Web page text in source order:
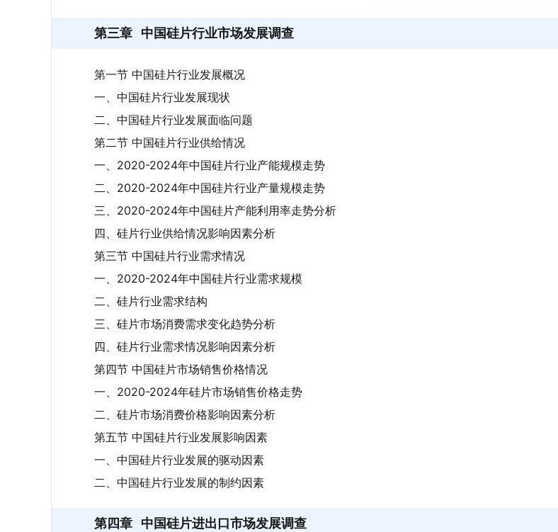
第三章 中国硅片行业市场发展调查
第一节 中国硅片行业发展概况
一、中国硅片行业发展现状
二、中国硅片行业发展面临问题
第二节 中国硅片行业供给情况
一、2020-2024年中国硅片行业产能规模走势
二、2020-2024年中国硅片行业产量规模走势
三、2020-2024年中国硅片产能利用率走势分析
四、硅片行业供给情况影响因素分析
第三节 中国硅片行业需求情况
一、2020-2024年中国硅片行业需求规模
二、硅片行业需求结构
三、硅片市场消费需求变化趋势分析
四、硅片行业需求情况影响因素分析
第四节 中国硅片市场销售价格情况
一、2020-2024年硅片市场销售价格走势
二、硅片市场消费价格影响因素分析
第五节 中国硅片行业发展影响因素
一、中国硅片行业发展的驱动因素
二、中国硅片行业发展的制约因素
第四章 中国硅片进出口市场发展调查